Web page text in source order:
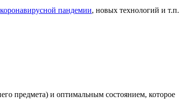
коронавирусной пандемии, новых технологий и т.п.
предмета) и оптимальным состоянием, которое